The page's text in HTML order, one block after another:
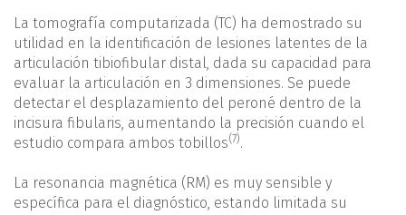
La tomografía computarizada (TC) ha demostrado su
utilidad en la identificación de lesiones latentes de la
articulación tibiofibular distal, dada su capacidad para
evaluar la articulación en 3 dimensiones. Se puede
detectar el desplazamiento del peroné dentro de la
incisura fibularis, aumentando la precisión cuando el
estudio compara ambos tobillos(7).
La resonancia magnética (RM) es muy sensible y
específica para el diagnóstico, estando limitada su